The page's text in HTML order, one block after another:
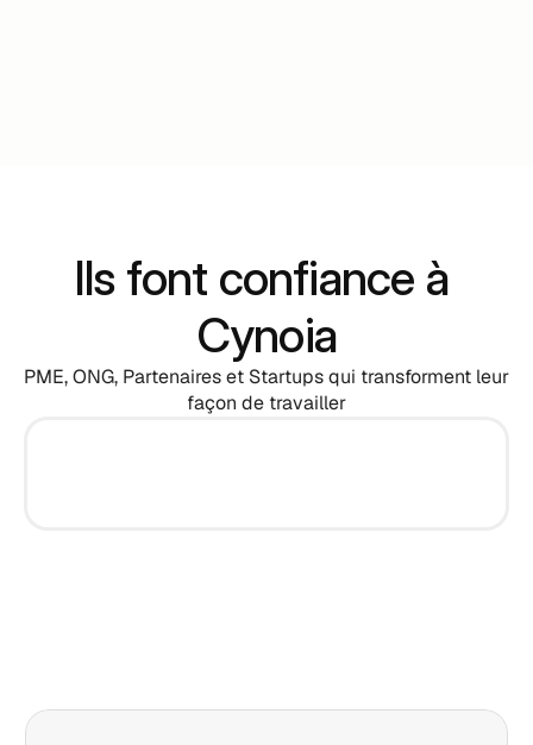
Ils font confiance à
Cynoia
PME, ONG, Partenaires et Startups qui transforment leur
façon de travailler